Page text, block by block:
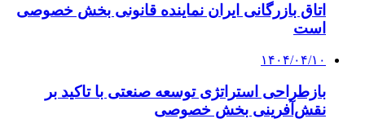
اتاق بازرگانی ایران نماینده قانونی بخش خصوصی
است
۱۴۰۴/۰۴/۱۰
بازطراحی استراتژی توسعه صنعتی با تاکید بر
نقش‌آفرینی بخش خصوصی